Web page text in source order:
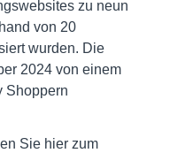
zu neun
von 20
wurden. Die
2024 von einem
Shoppern
Sie hier zum